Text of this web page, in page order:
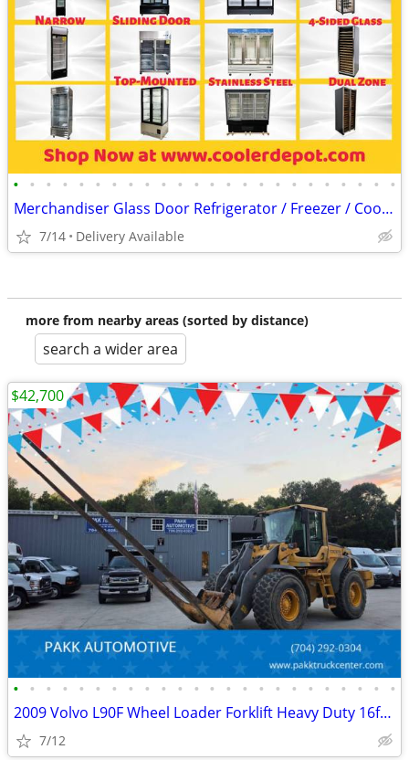
• • • • • • • • • • • • • • • • • • • • • • • •
Merchandiser Glass Door Refrigerator / Freezer / Cooler
7/14 Delivery Available
more from nearby areas (sorted by distance)
search a wider area
• • • • • • • • • • • • • • • • • • • • • • • •
2009 Volvo L90F Wheel Loader Forklift Heavy Duty 16ft forks Diesel
7/12
$42,700